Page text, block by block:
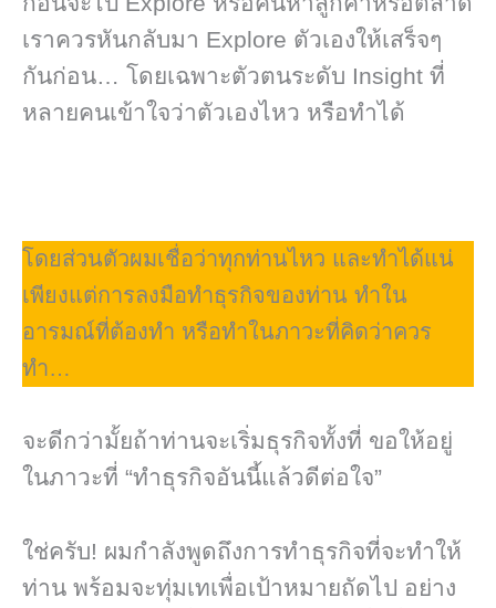
เราควรหันกลับมา Explore ตัวเองให้เสร็จๆ
กันก่อน… โดยเฉพาะตัวตนระดับ Insight ที่
หลายคนเข้าใจว่าตัวเองไหว หรือทำได้
โดยส่วนตัวผมเชื่อว่าทุกท่านไหว และทำได้แน่
เพียงแต่การลงมือทำธุรกิจของท่าน ทำใน
อารมณ์ที่ต้องทำ หรือทำในภาวะที่คิดว่าควร
ทำ…
จะดีกว่ามั้ยถ้าท่านจะเริ่มธุรกิจทั้งที่ ขอให้อยู่
ในภาวะที่ “ทำธุรกิจอันนี้แล้วดีต่อใจ”
ใช่ครับ! ผมกำลังพูดถึงการทำธุรกิจที่จะทำให้
ท่าน พร้อมจะทุ่มเทเพื่อเป้าหมายถัดไป อย่าง